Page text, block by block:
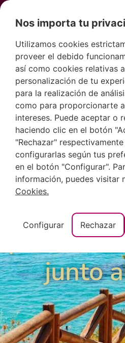
pedazo
junto
Nos importa tu
Utilizamos cookies
proveer el debido
así como cookies relativas
personalización de tu
para la realización de
como para proporcionarte
intereses. Puede aceptar o
haciendo clic en el botón
"Rechazar"
configurarlas según tus
en el botón "Configurar".
información, puedes visitar
Cookies.
Configurar Rechazar